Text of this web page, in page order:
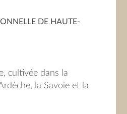
DE HAUTE-
cultivée dans la
la Savoie et la